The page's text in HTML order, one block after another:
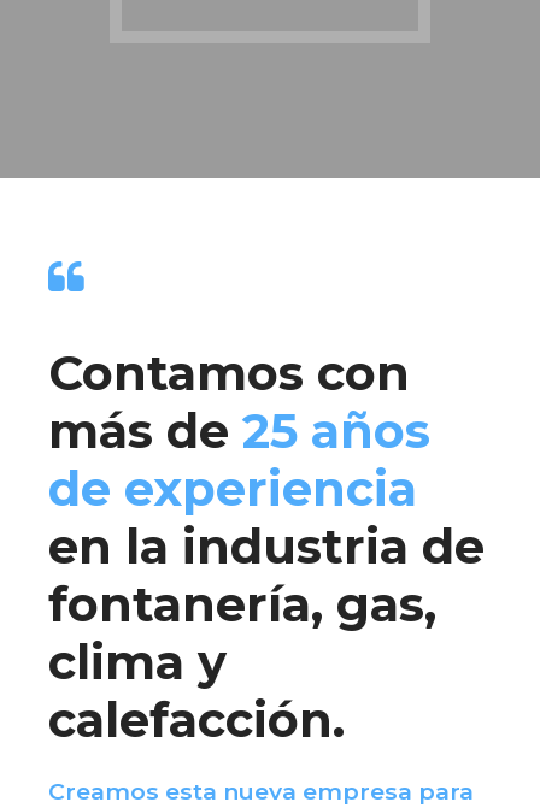
Contamos con
más de 25 años
de experiencia
en la industria de
fontanería, gas,
clima y
calefacción.
Creamos esta nueva empresa para